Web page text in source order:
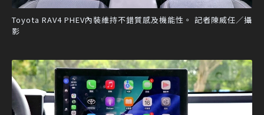
Toyota RAV4 PHEV內裝維持不錯質感及機能性。 記者陳威任／攝
影